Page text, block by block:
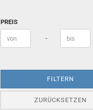
PREIS
Preis bis -
FILTERN
ZURÜCKSETZEN